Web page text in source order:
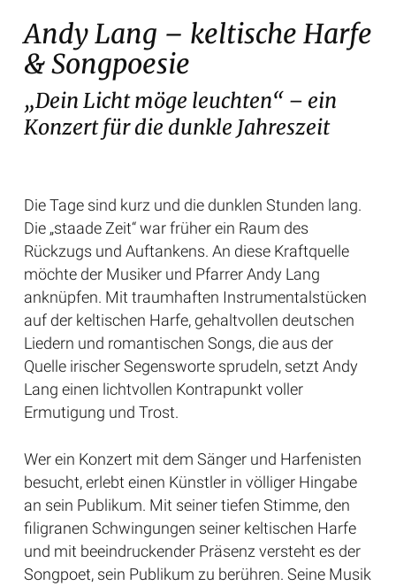
Andy Lang – keltische Harfe
& Songpoesie
„Dein Licht möge leuchten“ – ein
Konzert für die dunkle Jahreszeit
Die Tage sind kurz und die dunklen Stunden lang.
Die „staade Zeit“ war früher ein Raum des
Rückzugs und Auftankens. An diese Kraftquelle
möchte der Musiker und Pfarrer Andy Lang
anknüpfen. Mit traumhaften Instrumentalstücken
auf der keltischen Harfe, gehaltvollen deutschen
Liedern und romantischen Songs, die aus der
Quelle irischer Segensworte sprudeln, setzt Andy
Lang einen lichtvollen Kontrapunkt voller
Ermutigung und Trost.
Wer ein Konzert mit dem Sänger und Harfenisten
besucht, erlebt einen Künstler in völliger Hingabe
an sein Publikum. Mit seiner tiefen Stimme, den
filigranen Schwingungen seiner keltischen Harfe
und mit beeindruckender Präsenz versteht es der
Songpoet, sein Publikum zu berühren. Seine Musik